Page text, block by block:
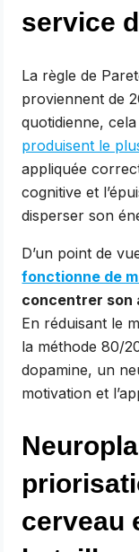
service
La règle de
proviennent de
quotidienne,
produisent le
appliquée
cognitive et
disperser son
D’un point de
fonctionne de
concentrer son
En réduisant le
la méthode 80/
dopamine, un
motivation et
cerveau